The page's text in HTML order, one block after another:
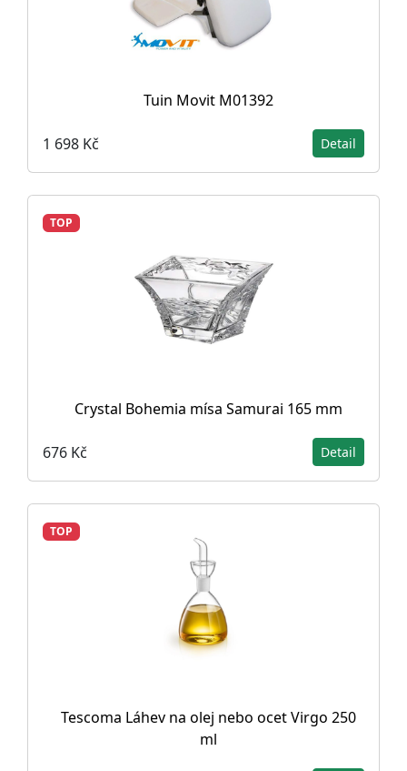
Tuin Movit M01392
1 698 Kč Detail
TOP
Crystal Bohemia mísa Samurai 165 mm
676 Kč Detail
TOP
Tescoma Láhev na olej nebo ocet Virgo 250
ml